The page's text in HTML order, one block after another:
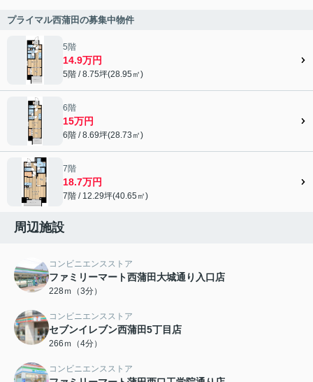
プライマル西蒲田の募集中物件
5階
14.9万円
5階 / 8.75坪(28.95㎡)
6階
15万円
6階 / 8.69坪(28.73㎡)
7階
18.7万円
7階 / 12.29坪(40.65㎡)
周辺施設
コンビニエンスストア
ファミリーマート西蒲田大城通り入口店
228ｍ（3分）
コンビニエンスストア
セブンイレブン西蒲田5丁目店
266ｍ（4分）
コンビニエンスストア